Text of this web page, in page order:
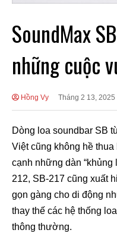
SoundMax
những cuộc
Hồng Vy Tháng 2 13, 2025
Dòng loa soundbar SB
Việt cũng không hề
cạnh những dàn
212, SB-217 cũng xuất
gọn gàng cho di động
thay thế các hệ thống
thông thường.